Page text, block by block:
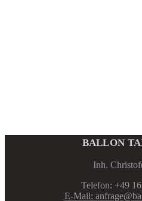
BALLON
Inh.
Telefon: +49
E-Mail: